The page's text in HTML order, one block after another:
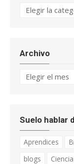
Categorías
Archivo
Archivo
Suelo hablar
Aprendices
blogs
Ciencia